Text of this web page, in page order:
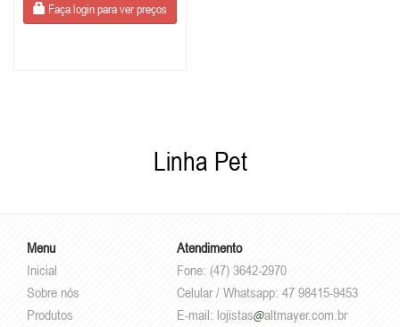
Faça login para ver preços
Linha Pet
Menu
Inicial
Sobre nós
Produtos
Atendimento
Fone: (47) 3642-2970
Celular / Whatsapp: 47 98415-9453
E-mail: lojistas altmayer.com.br